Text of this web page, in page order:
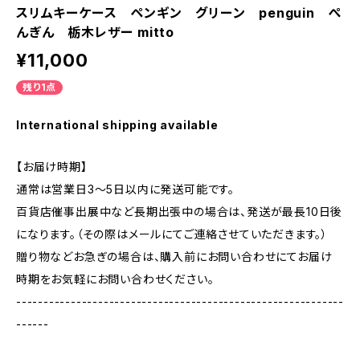
スリムキーケース ペンギン グリーン penguin ぺ
んぎん 栃木レザー mitto
¥11,000
残り1点
International shipping available
【お届け時期】
通常は営業日3〜5日以内に発送可能です。
百貨店催事出展中など長期出張中の場合は、発送が最長10日後
になります。（その際はメールにてご連絡させていただきます。）
贈り物などお急ぎの場合は、購入前にお問い合わせにてお届け
時期をお気軽にお問い合わせください。
------------------------------------------------------------
------